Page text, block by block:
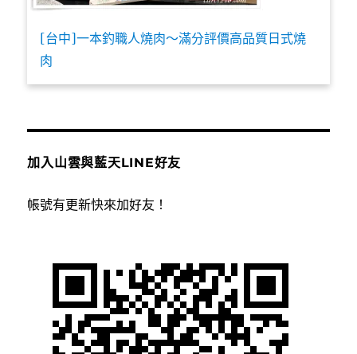
[台中]一本釣職人燒肉～滿分評價高品質日式燒
肉
加入山雲與藍天LINE好友
帳號有更新快來加好友！